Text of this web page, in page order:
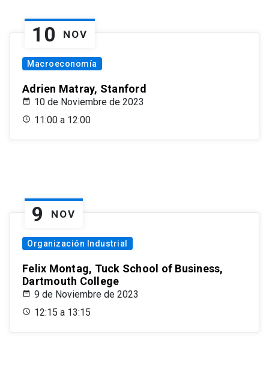
10 NOV
Macroeconomía
Adrien Matray, Stanford
10 de Noviembre de 2023
11:00 a 12:00
9 NOV
Organización Industrial
Felix Montag, Tuck School of Business,
Dartmouth College
9 de Noviembre de 2023
12:15 a 13:15